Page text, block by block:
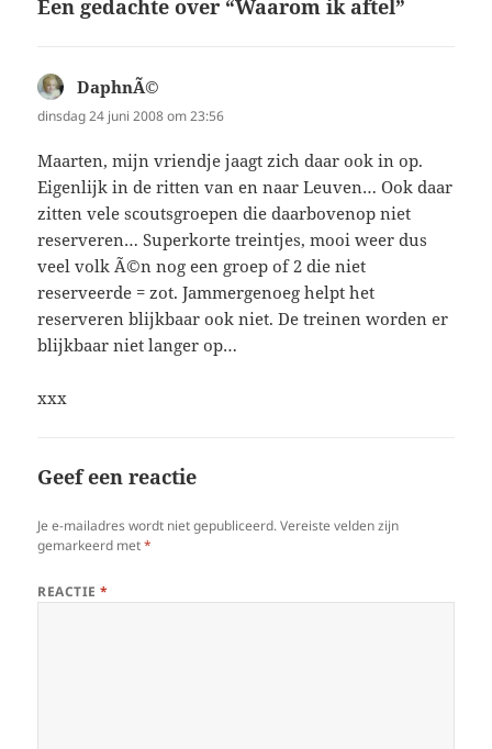
Een gedachte over “Waarom ik aftel”
DaphnÃ©
dinsdag 24 juni 2008 om 23:56
Maarten, mijn vriendje jaagt zich daar ook in op.
Eigenlijk in de ritten van en naar Leuven… Ook daar
zitten vele scoutsgroepen die daarbovenop niet
reserveren… Superkorte treintjes, mooi weer dus
veel volk Ã©n nog een groep of 2 die niet
reserveerde = zot. Jammergenoeg helpt het
reserveren blijkbaar ook niet. De treinen worden er
blijkbaar niet langer op…
xxx
Geef een reactie
Je e-mailadres wordt niet gepubliceerd. Vereiste velden zijn
gemarkeerd met*
REACTIE*